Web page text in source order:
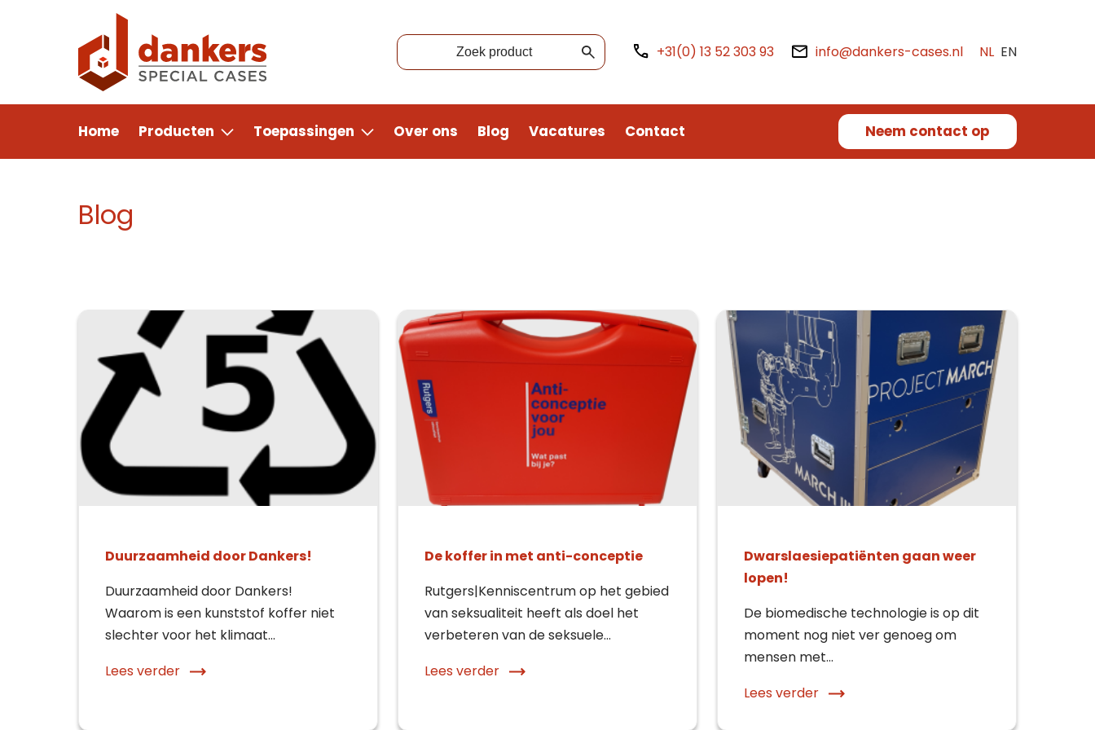
+31(0) 13 52 303 93 info@dankers-cases.nl NL EN
Home Producten Toepassingen Over ons Blog Vacatures Contact Neem contact op
Blog
Duurzaamheid door Dankers!
Duurzaamheid door Dankers!
Waarom is een kunststof koffer niet
slechter voor het klimaat…
Lees verder
De koffer in met anti-conceptie
Rutgers|Kenniscentrum op het gebied
van seksualiteit heeft als doel het
verbeteren van de seksuele…
Lees verder
Dwarslaesiepatiënten gaan weer
lopen!
De biomedische technologie is op dit
moment nog niet ver genoeg om
mensen met…
Lees verder
Contact opnemen
Offerte aanvragen